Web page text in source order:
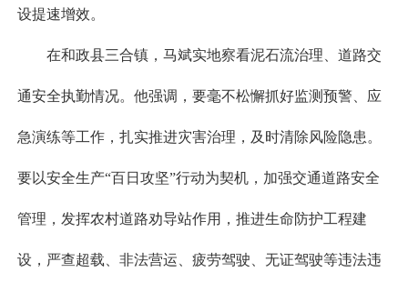
设提速增效。
在和政县三合镇，马斌实地察看泥石流治理、道路交
通安全执勤情况。他强调，要毫不松懈抓好监测预警、应
急演练等工作，扎实推进灾害治理，及时清除风险隐患。
要以安全生产“百日攻坚”行动为契机，加强交通道路安全
管理，发挥农村道路劝导站作用，推进生命防护工程建
设，严查超载、非法营运、疲劳驾驶、无证驾驶等违法违